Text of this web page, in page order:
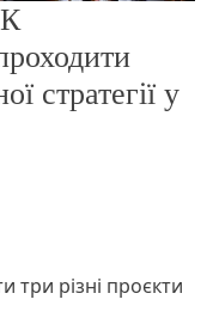
стратегії у
три різні проєкти